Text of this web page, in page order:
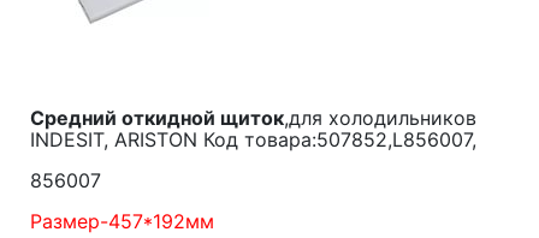
Средний откидной щиток,для холодильников
INDESIT, ARISTON Код товара:507852,L856007,
856007
Размер-457*192мм